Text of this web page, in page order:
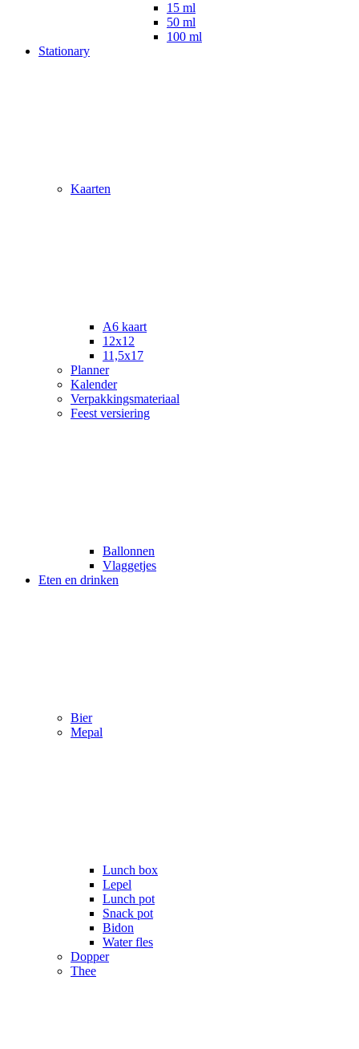
15 ml
50 ml
100 ml
Stationary
Kaarten
A6 kaart
12x12
11,5x17
Planner
Kalender
Verpakkingsmateriaal
Feest versiering
Ballonnen
Vlaggetjes
Eten en drinken
Bier
Mepal
Lunch box
Lepel
Lunch pot
Snack pot
Bidon
Water fles
Dopper
Thee